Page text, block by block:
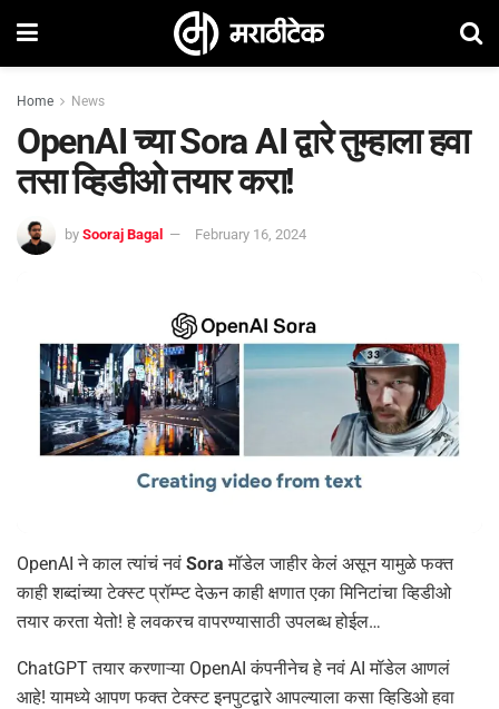
Home News
OpenAI च्या Sora AI द्वारे तुम्हाला हवा
तसा व्हिडीओ तयार करा!
by Sooraj Bagal February 16, 2024
OpenAI ने काल त्यांचं नवं Soraमॉडेल जाहीर केलं असून यामुळे फक्त
काही शब्दांच्या टेक्स्ट प्रॉम्प्ट देऊन काही क्षणात एका मिनिटांचा व्हिडीओ
तयार करता येतो! हे लवकरच वापरण्यासाठी उपलब्ध होईल…
ChatGPT तयार करणाऱ्या OpenAI कंपनीनेच हे नवं AI मॉडेल आणलं
आहे! यामध्ये आपण फक्त टेक्स्ट इनपुटद्वारे आपल्याला कसा व्हिडिओ हवा